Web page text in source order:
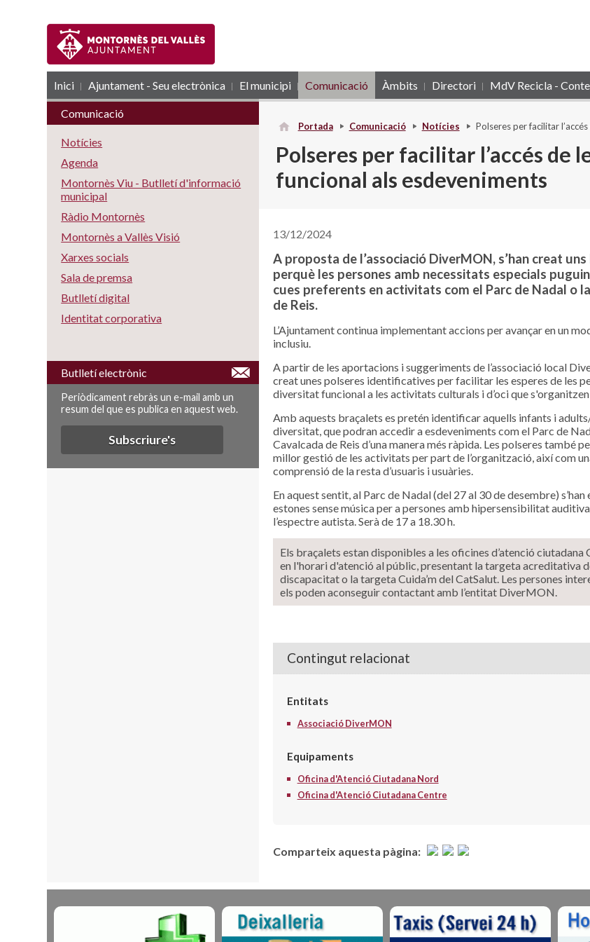
Inici Ajuntament - Seu electrònica El municipi Comunicació Àmbits Directori MdV Recicla -
RSS
Portada Comunicació Notícies Polseres per facilitar
Polseres per facilitar l’accés de
funcional als esdeveniments
13/12/2024
A proposta de l’associació DiverMON, s’han creat
perquè les persones amb necessitats especials
cues preferents en activitats com el Parc de Nadal o
de Reis.
L’Ajuntament continua implementant accions per avançar en un
inclusiu.
A partir de les aportacions i suggeriments de l’associació local
creat unes polseres identificatives per facilitar les esperes de les
diversitat funcional a les activitats culturals i d’oci que
Amb aquests braçalets es pretén identificar aquells infants i
diversitat, que podran accedir a esdeveniments com el Parc de
Cavalcada de Reis d’una manera més ràpida. Les polseres també
millor gestió de les activitats per part de l’organització, així com
comprensió de la resta d’usuaris i usuàries.
En aquest sentit, al Parc de Nadal (del 27 al 30 de desembre)
estones sense música per a persones amb hipersensibilitat
l’espectre autista. Serà de 17 a 18.30 h.
Els braçalets estan disponibles a les oficines d’atenció ciutadana
en l'horari d'atenció al públic, presentant la targeta acreditativa
discapacitat o la targeta Cuida’m del CatSalut. Les persones
els poden aconseguir contactant amb l’entitat DiverMON.
Contingut relacionat
Entitats
Associació DiverMON
Equipaments
Oficina d'Atenció Ciutadana Nord
Oficina d'Atenció Ciutadana Centre
Comparteix aquesta pàgina:
Comunicació
Notícies
Agenda
Montornès Viu - Butlletí d'informació
municipal
Ràdio Montornès
Montornès a Vallès Visió
Xarxes socials
Sala de premsa
Butlletí digital
Identitat corporativa
Butlletí electrònic
Periòdicament rebràs un e-mail amb un
resum del que es publica en aquest web.
Subscriure's